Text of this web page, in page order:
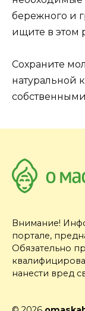
бережного и
ищите в этом
Сохраните
натуральной
Внимание!
портале,
Обязательно
нанести вред